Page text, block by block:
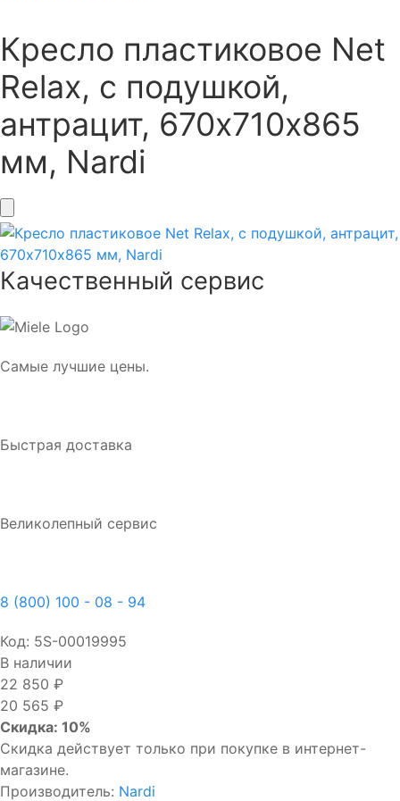
Кресло пластиковое Net
Relax, с подушкой,
антрацит, 670х710х865
мм, Nardi
Качественный сервис
Самые лучшие цены.
Быстрая доставка
Великолепный сервис
8 (800) 100 - 08 - 94
Код: 5S-00019995
В наличии
22 850 ₽
20 565 ₽
Скидка: 10%
Скидка действует только при покупке в интернет-
магазине.
Производитель: Nardi